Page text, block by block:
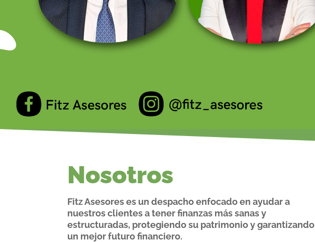
Nosotros
Fitz Asesores es un despacho enfocado en ayudar a
nuestros clientes a tener finanzas más sanas y
estructuradas, protegiendo su patrimonio y garantizando
un mejor futuro financiero.